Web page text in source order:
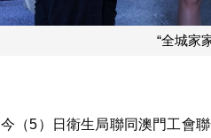
今（5）日衛生局聯同澳門工會